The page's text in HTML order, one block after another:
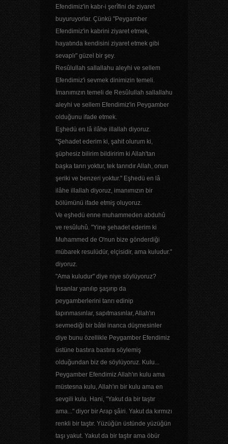
Efendimiz'in kabr-i şerîfini de ziyaret
buyuruyorlar. Çünkü "Peygamber
Efendimiz'in kabrini ziyaret etmek,
hayatında kendisini ziyaret etmek gibi
sevaplı" güzel bir şey.
Resûlullah sallallahu aleyhi ve sellem
Efendimiz'i sevmek dinimizin temeli.
İmanımızın temeli de Resûlullah sallallahu
aleyhi ve sellem Efendimiz'in Peygamber
olduğunu ifade etmek.
Eşhedü en lâ ilâhe illallah diyoruz.
"Şehadet ederim ki, şahit olurum ki,
şüphesiz bilirim bildiririm ki Allah'tan
başka tanrı yoktur, tek tanrıdır Allah, onun
şeriki ve benzeri yoktur." Eşhedü en lâ
ilâhe illallah diyoruz, imanımızın bir
bölümünü ifade etmiş oluyoruz.
Ve eşhedü enne muhammeden abduhû
ve resûluhû. "Yine şehadet ederim ki
Muhammed de O'nun bize gönderdiği
mübarek resulüdür, elçisidir, ama kuludur."
diyoruz.
"Ama kuludur" diye niye söylüyoruz?
İnsanlar yanılıp şaşırıp da
peygamberlerini tanrı edinip
tapınmasınlar, sapıtmasınlar, Allah'ın
sevmediği bir bâtıl inanca düşmesinler
diye bunu özellikle Peygamber Efendimiz
üstüne bastıra bastıra söylemiş
olduğundan biz de söylüyoruz. Kulu...
Peygamber Efendimiz Allah'ın kulu ama
müstesna kulu, Allah'ın bir kulu ama en
sevgili kulu. Hani, "Yakut da bir taştır
ama..." diyor bir Arap şâiri. Yakut da kırmızı
renkli bir taştır. Yüzüğün üstünde yüzüğün
taşı yakut. Yakut da bir taştır ama öbür